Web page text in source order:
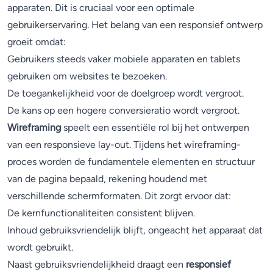
apparaten. Dit is cruciaal voor een optimale
gebruikerservaring. Het belang van een responsief ontwerp
groeit omdat:
Gebruikers steeds vaker mobiele apparaten en tablets
gebruiken om websites te bezoeken.
De toegankelijkheid voor de doelgroep wordt vergroot.
De kans op een hogere conversieratio wordt vergroot.
Wireframing speelt een essentiële rol bij het ontwerpen
van een responsieve lay-out. Tijdens het wireframing-
proces worden de fundamentele elementen en structuur
van de pagina bepaald, rekening houdend met
verschillende schermformaten. Dit zorgt ervoor dat:
De kernfunctionaliteiten consistent blijven.
Inhoud gebruiksvriendelijk blijft, ongeacht het apparaat dat
wordt gebruikt.
Naast gebruiksvriendelijkheid draagt een responsief